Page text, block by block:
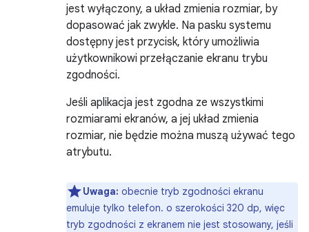
jest wyłączony, a układ zmienia rozmiar, by
dopasować jak zwykle. Na pasku systemu
dostępny jest przycisk, który umożliwia
użytkownikowi przełączanie ekranu trybu
zgodności.
Jeśli aplikacja jest zgodna ze wszystkimi
rozmiarami ekranów, a jej układ zmienia
rozmiar, nie będzie można muszą używać tego
atrybutu.
Uwaga: obecnie tryb zgodności ekranu
emuluje tylko telefon. o szerokości 320 dp, więc
tryb zgodności z ekranem nie jest stosowany, jeśli